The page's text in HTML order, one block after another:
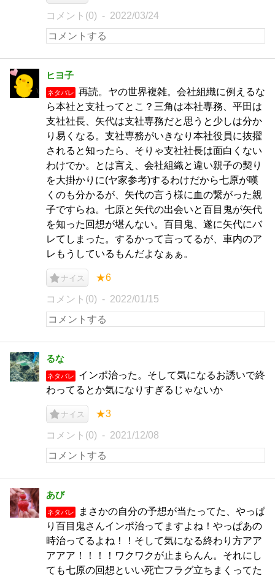
コメント(0) 2022/03/24
ヒヨ子
ネタバレ
再読。ヤの世界複雑。会社組織に例えるな
ら本社と支社ってとこ？三角は本社専務、平田は
支社社長、矢代は支社専務だと思うと少しは分か
り易くなる。支社専務がいきなり本社役員に抜擢
されると知ったら、そりゃ支社社長は面白くない
わけでか。とは言え、会社組織と違い親子の契り
を大掛かりに(ヤ家参考)するわけだから七原が嘆
くのも分かるが、矢代の言う様に血の繋がった親
子ですらね。七原と矢代の出会いと百目鬼が矢代
を知った回想が堪んない。百目鬼、遂に矢代にバ
レてしまった。するかって言ってるが、車内のア
レもうしているもんだよなぁぁ。
ナイス ★6
コメント(0) 2022/01/15
るな
ネタバレ
インポ治った。そして気になるお誘いで終
わってるとか気になりすぎるじゃないか
ナイス ★3
コメント(0) 2021/12/08
あび
ネタバレ
まさかの自分の予想が当たってた、やっぱ
り百目鬼さんインポ治ってますよね！やっぱあの
時治ってるよね！！そして気になる終わり方アア
アアア！！！！ワクワクが止まらんん。それにし
ても七原の回想といい死亡フラグ立ちまくってた